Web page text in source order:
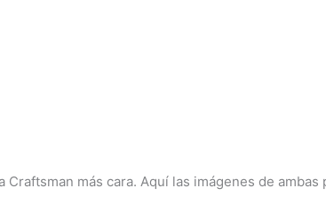
más cara. Aquí las imágenes de